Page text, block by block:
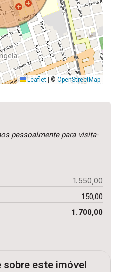
Leaflet © OpenStreetMap
pessoalmente para visita-
1.550,00
150,00
1.700,00
sobre este imóvel